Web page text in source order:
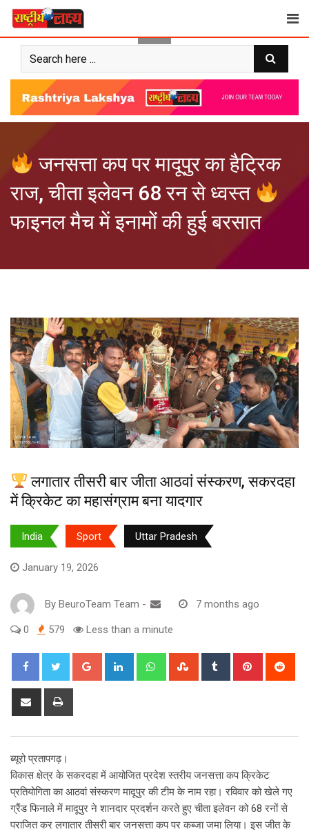
Skip
content
जनसत्ता कप पर मादूपुर का हैट्रिक
राज, चीता इलेवन 68 रन से ध्वस्त
फाइनल मैच में इनामों की हुई बरसात
लगातार तीसरी बार जीता आठवां संस्करण, सकरदहा
में क्रिकेट का महासंग्राम बना यादगार
India Sport Uttar Pradesh
January 19, 2026
By BeuroTeam Team - 7 months ago
0 579 Less than a minute
Google+ LinkedIn WhatsappStumbleUpon
Tumblr Pinterest
Share
ब्यूरो प्रतापगढ़।
विकास क्षेत्र के सकरदहा में आयोजित प्रदेश स्तरीय जनसत्ता कप क्रिकेट
प्रतियोगिता का आठवां संस्करण मादूपुर की टीम के नाम रहा। रविवार को खेले गए
ग्रैंड फिनाले में मादूपुर ने शानदार प्रदर्शन करते हुए चीता इलेवन को 68 रनों से
पराजित कर लगातार तीसरी बार जनसत्ता कप पर कब्जा जमा लिया। इस जीत के